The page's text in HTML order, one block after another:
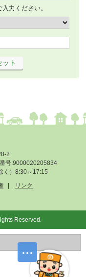
力ください。
2
号:9000020205834
く）8:30～17:15
リンク
Reserved.